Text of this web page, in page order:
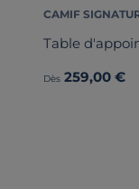
CAMIF
Table
Dès 259,00 €